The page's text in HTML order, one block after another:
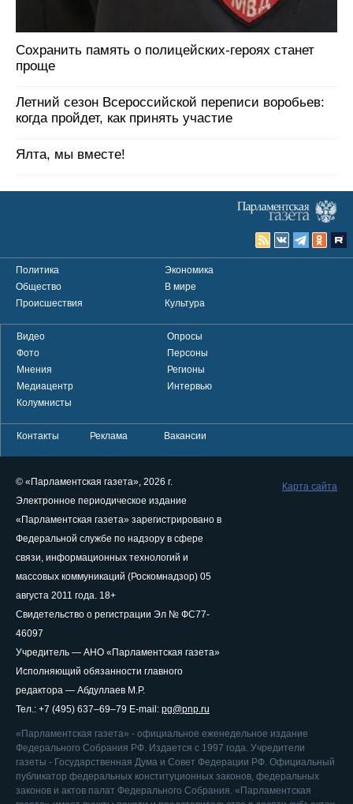
Сохранить память о полицейских-героях станет
проще
Летний сезон Всероссийской переписи воробьев:
когда пройдет, как принять участие
Ялта, мы вместе!
Политика
Экономика
Общество
В мире
Происшествия
Культура
Видео
Опросы
Фото
Персоны
Мнения
Регионы
Медиацентр
Интервью
Колумнисты
Контакты Реклама Вакансии
© «Парламентская газета», 2026 г.
Электронное периодическое издание
«Парламентская газета» зарегистрировано в
Федеральной службе по надзору в сфере
связи, информационных технологий и
массовых коммуникаций (Роскомнадзор) 05
августа 2011 года. 18+
Свидетельство о регистрации Эл № ФС77-
46097
Учредитель — АНО «Парламентская газета»
Исполняющий обязанности главного
редактора — Абдуллаев М.Р.
Тел.: +7 (495) 637–69–79 E-mail: pg@pnp.ru
«Парламентская газета» - официальное еженедельное издание
Федерального Собрания РФ. Издается с 1997 года. Учредители
газеты - Государственная Дума и Совет Федерации РФ. Официальный
публикатор федеральных конституционных законов, федеральных
законов и актов палат Федерального Собрания. «Парламентская
Карта сайта